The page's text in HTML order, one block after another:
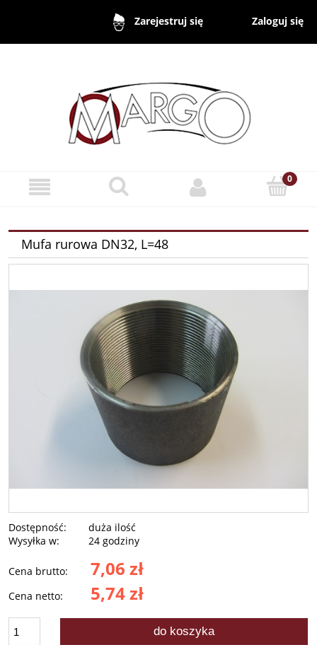
Zarejestruj się Zaloguj się
Mufa rurowa DN32, L=48
Dostępność:
duża ilość
Wysyłka w:
24 godziny
Cena brutto: 7,06 zł
Cena netto: 5,74 zł
do koszyka